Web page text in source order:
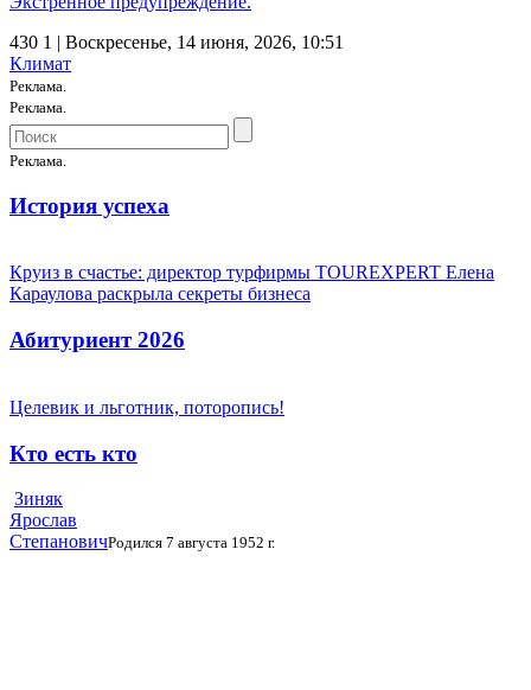
430 1 | Воскресенье, 14 июня, 2026, 10:51
Климат
Реклама.
Реклама.
Реклама.
История успеха
Круиз в счастье: директор турфирмы TOUREXPERT Елена
Караулова раскрыла секреты бизнеса
Абитуриент 2026
Целевик и льготник, поторопись!
Кто есть кто
Зиняк
Ярослав
СтепановичРодился 7 августа 1952 г.